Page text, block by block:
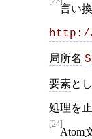
言い
http://
局所名
要素と
処理を
[24]
Atom